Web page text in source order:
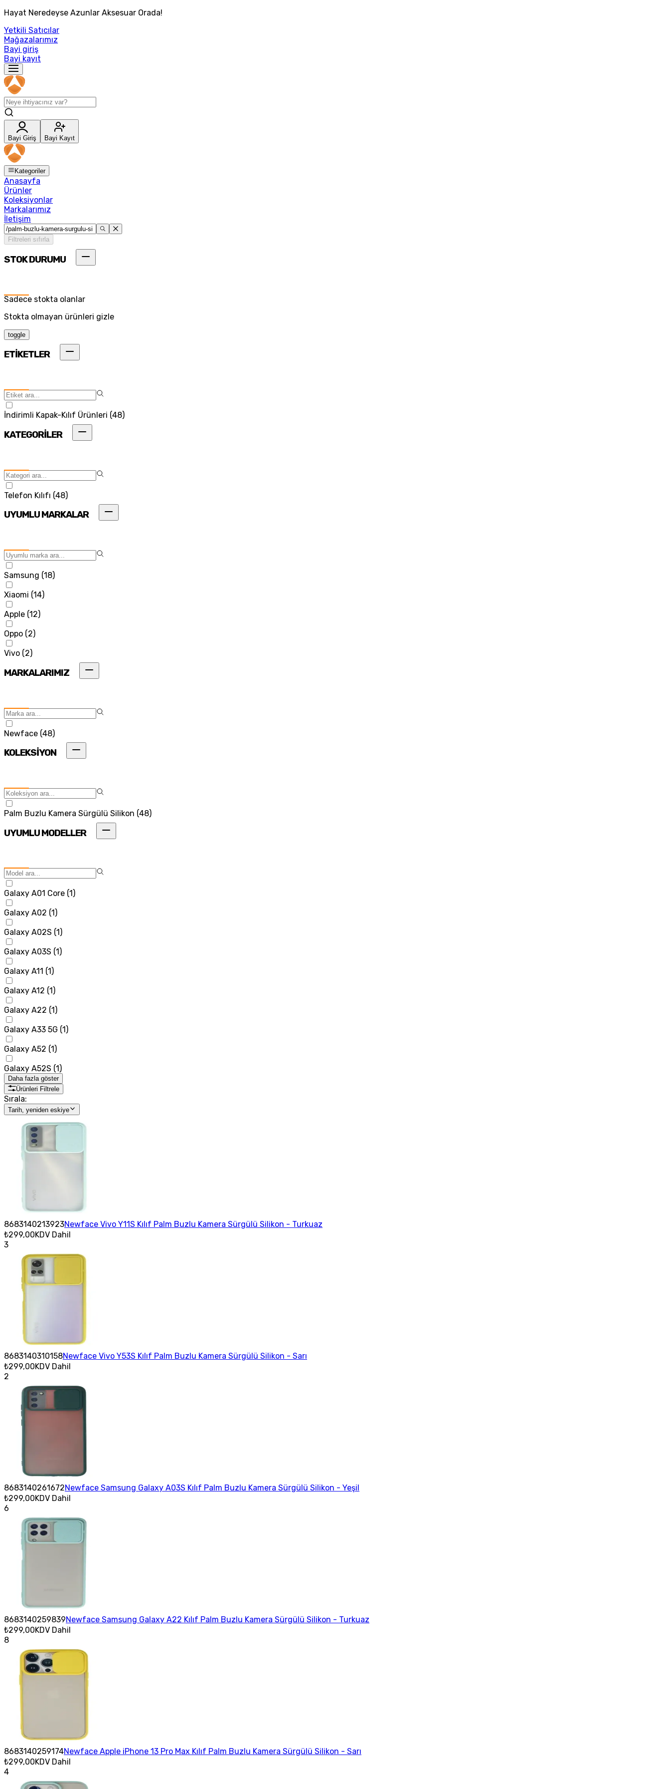
Hayat Neredeyse Azunlar Aksesuar Orada!
Yetkili Satıcılar
Mağazalarımız
Bayi giriş
Bayi kayıt
Bayi Giriş Bayi Kayıt
Kategoriler
Anasayfa
Ürünler
Koleksiyonlar
Markalarımız
İletişim
Filtreleri sıfırla
STOK DURUMU
Sadece stokta olanlar
Stokta olmayan ürünleri gizle
toggle
ETİKETLER
İndirimli Kapak-Kılıf Ürünleri (48)
KATEGORİLER
Telefon Kılıfı (48)
UYUMLU MARKALAR
Samsung (18)
Xiaomi (14)
Apple (12)
Oppo (2)
Vivo (2)
MARKALARIMIZ
Newface (48)
KOLEKSİYON
Palm Buzlu Kamera Sürgülü Silikon (48)
UYUMLU MODELLER
Galaxy A01 Core (1 )
Galaxy A02 (1 )
Galaxy A02S (1 )
Galaxy A03S (1 )
Galaxy A11 (1 )
Galaxy A12 (1 )
Galaxy A22 (1 )
Galaxy A33 5G (1 )
Galaxy A52 (1 )
Galaxy A52S (1 )
Daha fazla göster
Ürünleri Filtrele
Sırala:
Tarih, yeniden eskiye
8683140213923Newface Vivo Y11S Kılıf Palm Buzlu Kamera Sürgülü Silikon - Turkuaz
₺299,00KDV Dahil
3
8683140310158Newface Vivo Y53S Kılıf Palm Buzlu Kamera Sürgülü Silikon - Sarı
₺299,00KDV Dahil
2
8683140261672Newface Samsung Galaxy A03S Kılıf Palm Buzlu Kamera Sürgülü Silikon - Yeşil
₺299,00KDV Dahil
6
8683140259839Newface Samsung Galaxy A22 Kılıf Palm Buzlu Kamera Sürgülü Silikon - Turkuaz
₺299,00KDV Dahil
8
8683140259174Newface Apple iPhone 13 Pro Max Kılıf Palm Buzlu Kamera Sürgülü Silikon - Sarı
₺299,00KDV Dahil
4